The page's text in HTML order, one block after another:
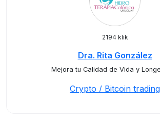
2194 klik
Dra. Rita González
Mejora tu Calidad de Vida y
Crypto / Bitcoin trading